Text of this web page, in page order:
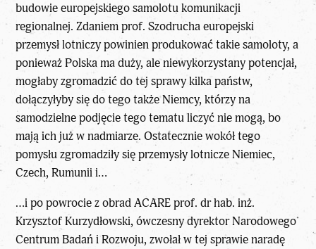
budowie europejskiego samolotu komunikacji
regionalnej. Zdaniem prof. Szodrucha europejski
przemysł lotniczy powinien produkować takie samoloty, a
ponieważ Polska ma duży, ale niewykorzystany potencjał,
mogłaby zgromadzić do tej sprawy kilka państw,
dołączyłyby się do tego także Niemcy, którzy na
samodzielne podjęcie tego tematu liczyć nie mogą, bo
mają ich już w nadmiarze. Ostatecznie wokół tego
pomysłu zgromadziły się przemysły lotnicze Niemiec,
Czech, Rumunii i…
…i po powrocie z obrad ACARE prof. dr hab. inż.
Krzysztof Kurzydłowski, ówczesny dyrektor Narodowego
Centrum Badań i Rozwoju, zwołał w tej sprawie naradę